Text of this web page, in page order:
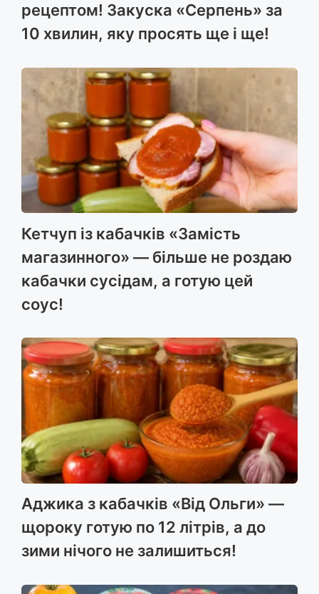
рецептом! Закуска «Серпень» за
10 хвилин, яку просять ще і ще!
Кетчуп із кабачків «Замість
магазинного» — більше не роздаю
кабачки сусідам, а готую цей
соус!
Аджика з кабачків «Від Ольги» —
щороку готую по 12 літрів, а до
зими нічого не залишиться!